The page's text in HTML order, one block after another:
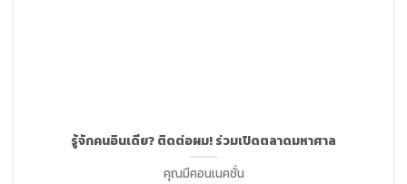
รู้จักคนอินเดีย? ติดต่อผม! ร่วมเปิดตลาดมหาศาล
คุณมีคอนเนคชั่น